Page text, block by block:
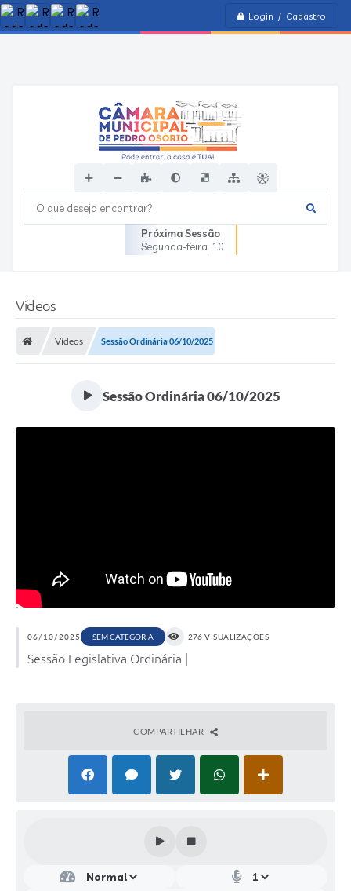
Login / Cadastro
O que deseja encontrar?
Próxima Sessão
Segunda-feira 10
Vídeos
Vídeos Sessão Ordinária 06/10/2025
Sessão Ordinária 06/10/2025
06/10/2025 SEM CATEGORIA 276 VISUALIZAÇÕES
Sessão Legislativa Ordinária |
COMPARTILHAR